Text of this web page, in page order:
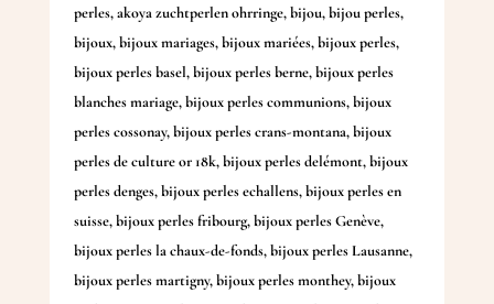
perles,akoya zuchtperlen ohrringe,bijou,bijou perles,
bijoux,bijoux mariages,bijoux mariées,bijoux perles,
bijoux perles basel,bijoux perles berne,bijoux perles
blanches mariage,bijoux perles communions,bijoux
perles cossonay,bijoux perles crans-montana,bijoux
perles de culture or 18k,bijoux perles delémont,bijoux
perles denges,bijoux perles echallens,bijoux perles en
suisse,bijoux perles fribourg,bijoux perles Genève,
bijoux perles la chaux-de-fonds,bijoux perles Lausanne,
bijoux perles martigny,bijoux perles monthey,bijoux